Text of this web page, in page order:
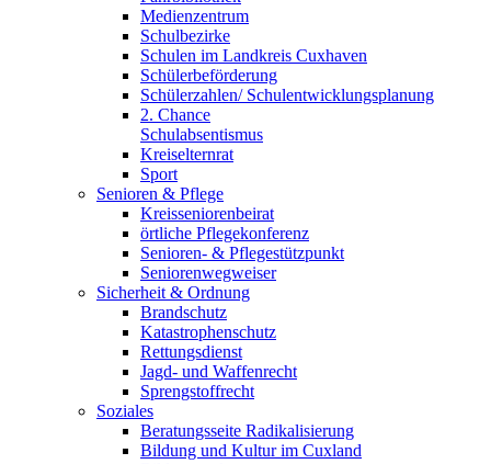
Medienzentrum
Schulbezirke
Schulen im Landkreis Cuxhaven
Schülerbeförderung
Schülerzahlen/ Schulentwicklungsplanung
2. Chance
Schulabsentismus
Kreiselternrat
Sport
Senioren & Pflege
Kreisseniorenbeirat
örtliche Pflegekonferenz
Senioren- & Pflegestützpunkt
Seniorenwegweiser
Sicherheit & Ordnung
Brandschutz
Katastrophenschutz
Rettungsdienst
Jagd- und Waffenrecht
Sprengstoffrecht
Soziales
Beratungsseite Radikalisierung
Bildung und Kultur im Cuxland